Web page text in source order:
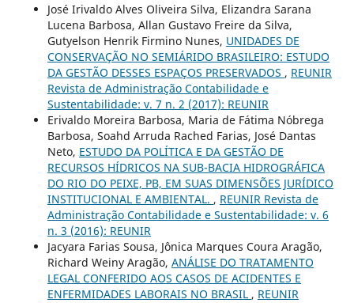
José Irivaldo Alves Oliveira Silva, Elizandra Sarana
Lucena Barbosa, Allan Gustavo Freire da Silva,
Gutyelson Henrik Firmino Nunes, UNIDADES DE
CONSERVAÇÃO NO SEMIÁRIDO BRASILEIRO: ESTUDO
DA GESTÃO DESSES ESPAÇOS PRESERVADOS , REUNIR
Revista de Administração Contabilidade e
Sustentabilidade: v. 7 n. 2 (2017): REUNIR
Erivaldo Moreira Barbosa, Maria de Fátima Nóbrega
Barbosa, Soahd Arruda Rached Farias, José Dantas
Neto, ESTUDO DA POLÍTICA E DA GESTÃO DE
RECURSOS HÍDRICOS NA SUB-BACIA HIDROGRÁFICA
DO RIO DO PEIXE, PB, EM SUAS DIMENSÕES JURÍDICO
INSTITUCIONAL E AMBIENTAL. , REUNIR Revista de
Administração Contabilidade e Sustentabilidade: v. 6
n. 3 (2016): REUNIR
Jacyara Farias Sousa, Jônica Marques Coura Aragão,
Richard Weiny Aragão, ANÁLISE DO TRATAMENTO
LEGAL CONFERIDO AOS CASOS DE ACIDENTES E
ENFERMIDADES LABORAIS NO BRASIL , REUNIR